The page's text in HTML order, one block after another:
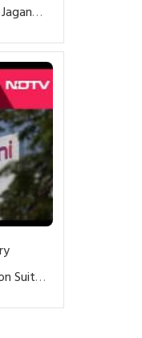
Suit